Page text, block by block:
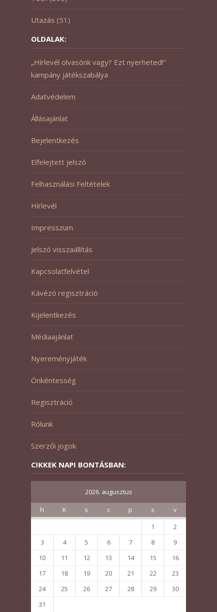
Utazás (51)
OLDALAK:
„Hírlevél olvasónk vagy? Ezt nyerheted!”
kampány játékszabálya
Adatvédelem
Állásajánlat
Bejelentkezés
Elfelejtett jelszó
Felhasználási Feltételek
Hírlevél
Impresszum
Jelszó visszaállítás
Kapcsolatfelvétel
Kávézó regisztráció
Kijelentkezés
Médiaajánlat
Nyereményjáték
Önkéntesség
Regisztráció
Rólunk
Szerzői jogok
CIKKEK NAPI BONTÁSBAN:
2026. augusztus
h K s c p s
v
1
2
3
4 5 6 7 8
9
10
11 12 13 14 15
16
17
18 19 20 21 22
23
24
25 26 27 28 29
30
31